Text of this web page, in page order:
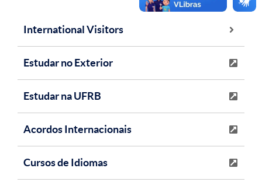
International Visitors
Estudar no Exterior
Estudar na UFRB
Acordos Internacionais
Cursos de Idiomas